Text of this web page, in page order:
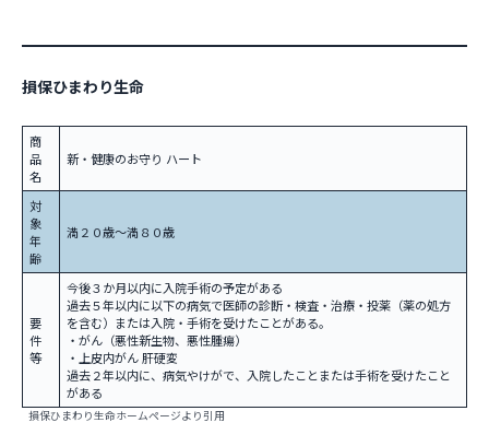
損保ひまわり生命
商
品
名
新・健康のお守り ハート
対
象
年
齢
満２０歳～満８０歳
要
件
等
今後３か月以内に入院手術の予定がある
過去５年以内に以下の病気で医師の診断・検査・治療・投薬（薬の処方
を含む）または入院・手術を受けたことがある。
・がん（悪性新生物、悪性腫瘍）
・上皮内がん 肝硬変
過去２年以内に、病気やけがで、入院したことまたは手術を受けたこと
がある
損保ひまわり生命ホームページより引用